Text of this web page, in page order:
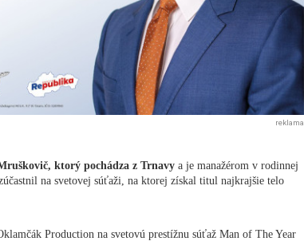
reklama
ktorý pochádza z Trnavy a je manažérom v rodinnej
na svetovej súťaži, na ktorej získal titul najkrajšie telo
Production na svetovú prestížnu súťaž Man of The Year